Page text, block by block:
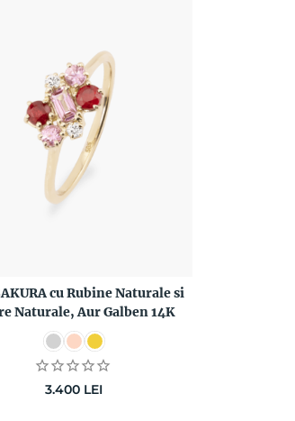
cu Rubine Naturale si
Naturale, Aur Galben 14K
3.400 LEI